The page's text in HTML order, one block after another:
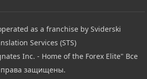
d
as a franchise by Sviderski
Services (STS)
Inc. - Home of the Forex Elite" Все
права защищены.